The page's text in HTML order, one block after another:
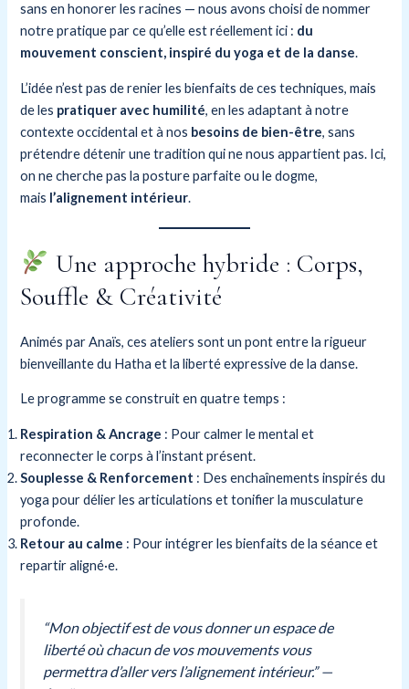
sans en honorer les racines — nous avons choisi de nommer
notre pratique par ce qu’elle est réellement ici : du
mouvement conscient, inspiré du yoga et de la danse.
L’idée n’est pas de renier les bienfaits de ces techniques, mais
de les pratiquer avec humilité, en les adaptant à notre
contexte occidental et à nos besoins de bien-être, sans
prétendre détenir une tradition qui ne nous appartient pas. Ici,
on ne cherche pas la posture parfaite ou le dogme,
mais l’alignement intérieur.
Une approche hybride : Corps,
Souffle & Créativité
Animés par Anaïs, ces ateliers sont un pont entre la rigueur
bienveillante du Hatha et la liberté expressive de la danse.
Le programme se construit en quatre temps :
Respiration & Ancrage : Pour calmer le mental et
reconnecter le corps à l’instant présent.
Souplesse & Renforcement : Des enchaînements inspirés du
yoga pour délier les articulations et tonifier la musculature
profonde.
Retour au calme : Pour intégrer les bienfaits de la séance et
repartir aligné·e.
“Mon objectif est de vous donner un espace de
liberté où chacun de vos mouvements vous
permettra d’aller vers l’alignement intérieur.”—